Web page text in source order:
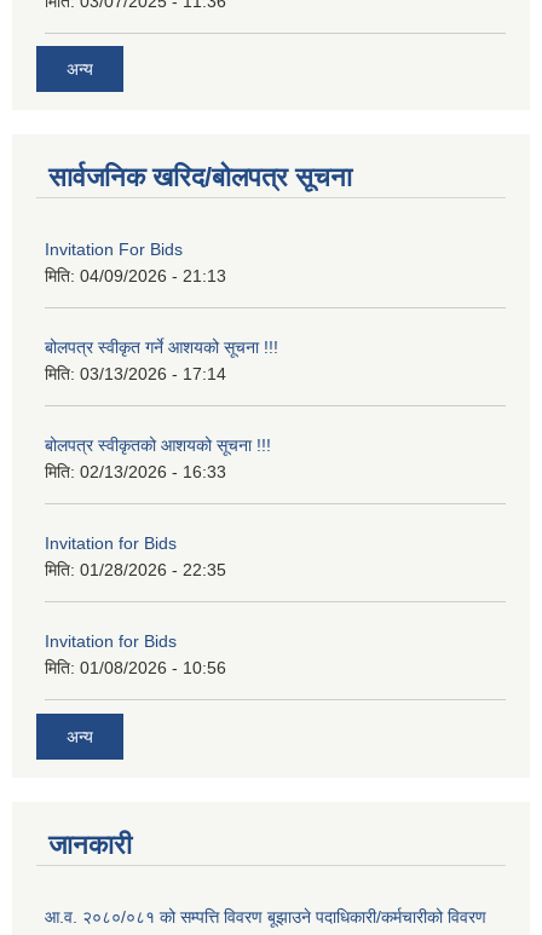
अन्य
सार्वजनिक खरिद/बोलपत्र सूचना
Invitation For Bids
मिति: 04/09/2026 - 21:13
बोलपत्र स्वीकृत गर्ने आशयको सूचना !!!
मिति: 03/13/2026 - 17:14
बोलपत्र स्वीकृतको आशयको सूचना !!!
मिति: 02/13/2026 - 16:33
Invitation for Bids
मिति: 01/28/2026 - 22:35
Invitation for Bids
मिति: 01/08/2026 - 10:56
अन्य
जानकारी
आ.व. २०८०/०८१ को सम्पत्ति विवरण बूझाउने पदाधिकारी/कर्मचारीको विवरण